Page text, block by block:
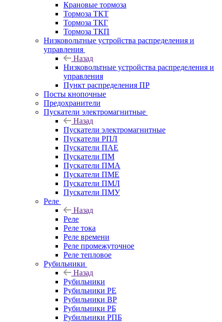
Крановые тормоза
Тормоза ТКТ
Тормоза ТКГ
Тормоза ТКП
Низковольтные устройства распределения и
управления
Назад
Низковольтные устройства распределения и
управления
Пункт распределения ПР
Посты кнопочные
Предохранители
Пускатели электромагнитные
Назад
Пускатели электромагнитные
Пускатели РПЛ
Пускатели ПАЕ
Пускатели ПМ
Пускатели ПМА
Пускатели ПМЕ
Пускатели ПМЛ
Пускатели ПМУ
Реле
Назад
Реле
Реле тока
Реле времени
Реле промежуточное
Реле тепловое
Рубильники
Назад
Рубильники
Рубильники РЕ
Рубильники ВР
Рубильники РБ
Рубильники РПБ